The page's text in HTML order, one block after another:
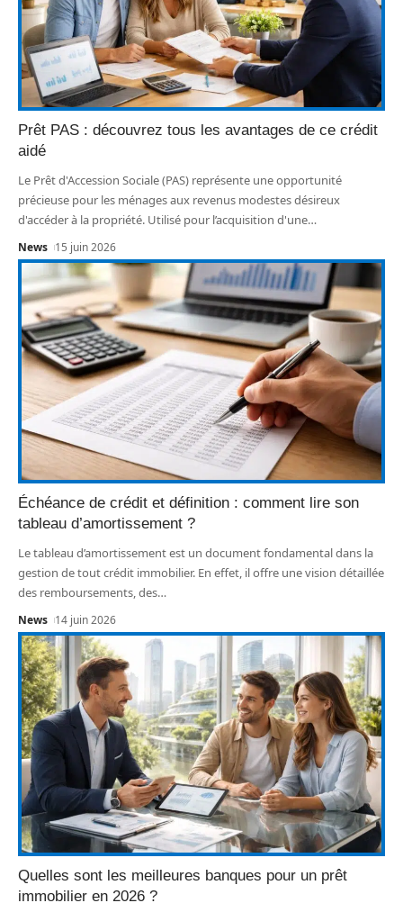
Prêt PAS : découvrez tous les avantages de ce crédit
aidé
Le Prêt d'Accession Sociale (PAS) représente une opportunité
précieuse pour les ménages aux revenus modestes désireux
d'accéder à la propriété. Utilisé pour l’acquisition d'une…
News 15 juin 2026
Échéance de crédit et définition : comment lire son
tableau d’amortissement ?
Le tableau d’amortissement est un document fondamental dans la
gestion de tout crédit immobilier. En effet, il offre une vision détaillée
des remboursements, des…
News 14 juin 2026
Quelles sont les meilleures banques pour un prêt
immobilier en 2026 ?